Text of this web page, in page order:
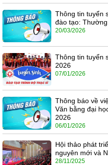
Thông tin tuyển
đào tạo:
20/03/2026
Thông tin tuyển
2026
07/01/2026
Thông báo về
Văn bằng đại
2026
06/01/2026
Hội thảo phát
nguyên mới và
28/11/2025